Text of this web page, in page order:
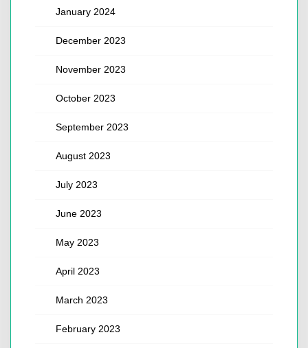
January 2024
December 2023
November 2023
October 2023
September 2023
August 2023
July 2023
June 2023
May 2023
April 2023
March 2023
February 2023